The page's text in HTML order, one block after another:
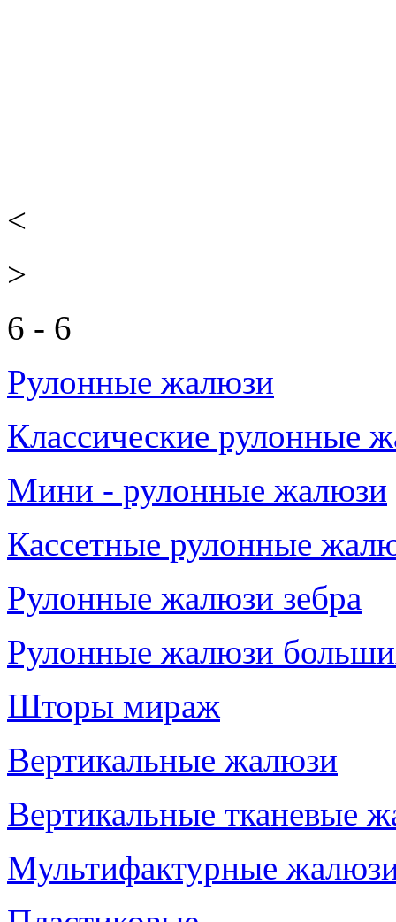
<
>
6 - 6
Рулонные жалюзи
Классические рулонные
Мини - рулонные жалюзи
Кассетные рулонные
Рулонные жалюзи зебра
Рулонные жалюзи
Шторы мираж
Вертикальные жалюзи
Вертикальные тканевые
Мультифактурные